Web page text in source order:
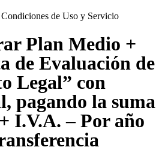
de Uso y Servicio
Plan Medio +
de Evaluación de
Legal” con
pagando la suma
I.V.A. – Por año